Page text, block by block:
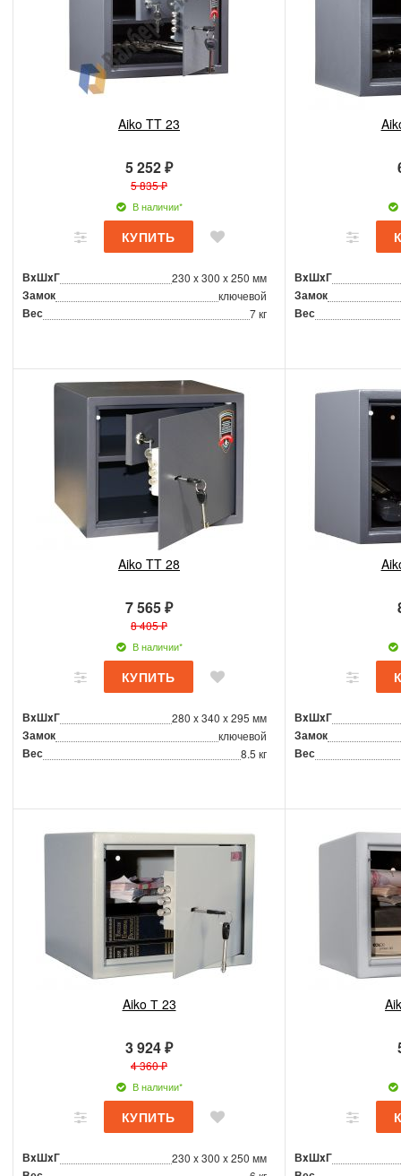
Aiko TT 23
5 252 ₽
5 835 ₽
В наличии*
ВxШxГ 230 x 300 x 250 мм
Замок ключевой
Вес 7 кг
ВxШxГ
Замок
Вес
Aiko TT 28
7 565 ₽
8 405 ₽
В наличии*
ВxШxГ 280 x 340 x 295 мм
Замок ключевой
Вес 8.5 кг
ВxШxГ
Замок
Вес
Aiko Т 23
3 924 ₽
4 360 ₽
В наличии*
ВxШxГ 230 x 300 x 250 мм
ВxШxГ